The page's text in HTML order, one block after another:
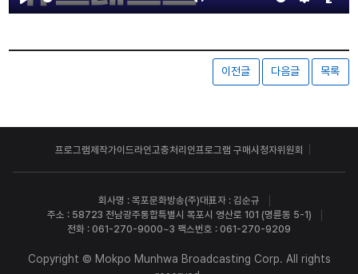
Play Mute Settings
이전글 다음글 목록
프로그램제작가이드라인 고충처리인 프로그램 구매시청자위원회
회사명 : 목포문화방송(주)대표자 : 김순규
주소 : 58723 전남광주통합특별시 목포시 영산로 101 (명륜동 5-1)
전화 : 061-270-9000~3 팩스번호 : 061-270-9209
Copyright © Mokpo Munhwa Broadcasting Corp. All rights